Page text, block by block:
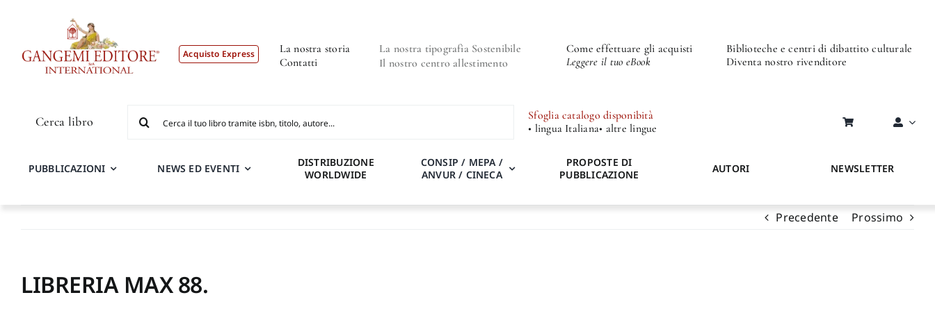
Acquisto Express
La nostra storia
Contatti
La nostra tipografia Sostenibile
Il nostro centro allestimento
Come effettuare gli acquisti
Leggere il tuo eBook
Biblioteche e centri di dibattito culturale
Diventa nostro rivenditore
Cerca libro
per:
Sfoglia catalogo disponibità
• lingua Italiana• altre lingue
PUBBLICAZIONI NEWS ED EVENTI
DISTRIBUZIONE
WORLDWIDE
CONSIP / MEPA /
ANVUR / CINECA
PROPOSTE DI
PUBBLICAZIONE
AUTORI NEWSLETTER
Precedente Prossimo
LIBRERIA MAX 88.